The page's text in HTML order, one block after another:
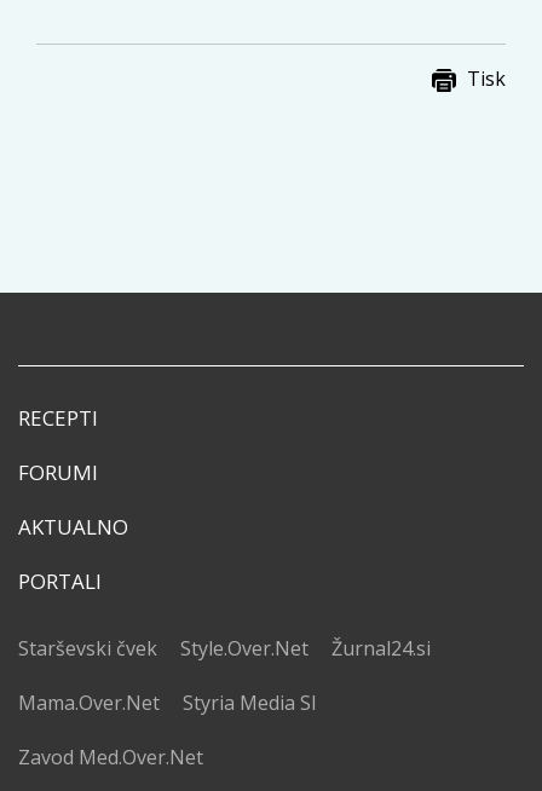
Tisk
RECEPTI
FORUMI
AKTUALNO
PORTALI
Starševski čvek Style.Over.Net Žurnal24.si
Mama.Over.Net Styria Media SI
Zavod Med.Over.Net